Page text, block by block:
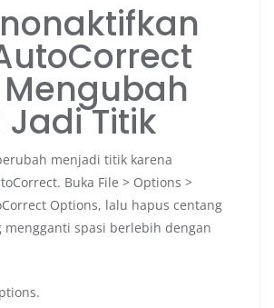
Jadi Titik
menjadi titik karena
Buka File > Options >
Options, lalu hapus centang
mengganti spasi berlebih dengan